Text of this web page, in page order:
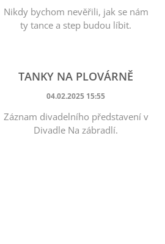
Nikdy bychom nevěřili, jak se nám
ty tance a step budou líbit.
TANKY NA PLOVÁRNĚ
04.02.2025 15:55
Záznam divadelního představení v
Divadle Na zábradlí.